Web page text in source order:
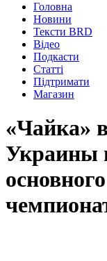
Головна
Новини
Тексти BRD
Відео
Подкасти
Статті
Підтримати
Магазин
«Чайка»
Украины